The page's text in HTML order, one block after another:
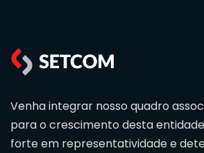
Venha integrar nosso quadro
para o crescimento desta
forte em representatividade e